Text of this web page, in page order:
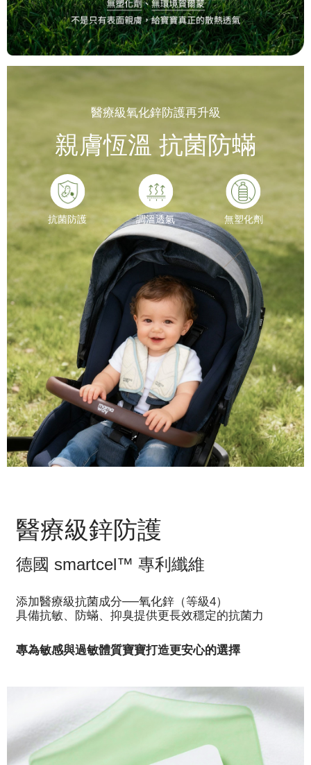
醫療級氧化鋅防護再升級
親膚恆溫 抗菌防蟎
抗菌防護 調溫透氣 無塑化劑
醫療級鋅防護
德國 smartcel™ 專利纖維
添加醫療級抗菌成分──氧化鋅（等級4）
具備抗敏、防蟎、抑臭提供更長效穩定的抗菌力
專為敏感與過敏體質寶寶打造更安心的選擇